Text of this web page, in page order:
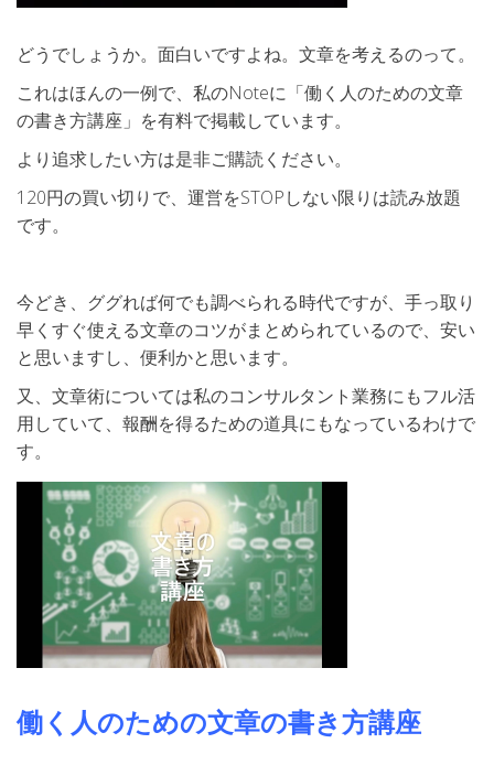
どうでしょうか。面白いですよね。文章を考えるのって。
これはほんの一例で、私のNoteに「働く人のための文章
の書き方講座」を有料で掲載しています。
より追求したい方は是非ご購読ください。
120円の買い切りで、運営をSTOPしない限りは読み放題
です。
今どき、ググれば何でも調べられる時代ですが、手っ取り
早くすぐ使える文章のコツがまとめられているので、安い
と思いますし、便利かと思います。
又、文章術については私のコンサルタント業務にもフル活
用していて、報酬を得るための道具にもなっているわけで
す。
働く人のための文章の書き方講座